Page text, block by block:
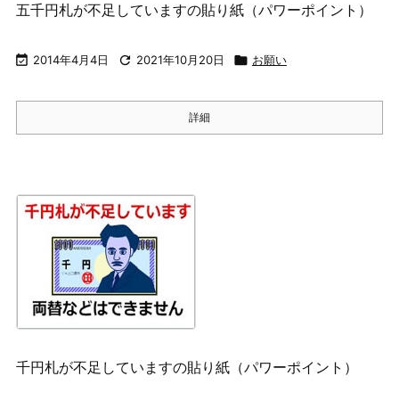
五千円札が不足していますの貼り紙（パワーポイント）
 2014年4月4日  2021年10月20日  お願い
詳細
千円札が不足していますの貼り紙（パワーポイント）